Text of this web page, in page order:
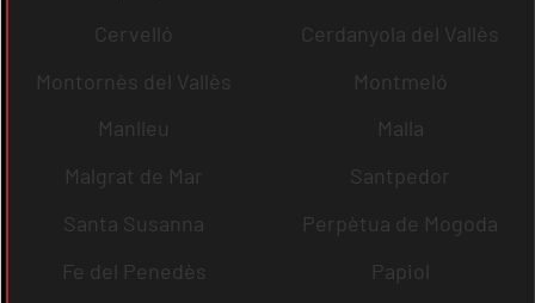
Cervelló
Cerdanyola del Vallès
Montornès del Vallès
Montmeló
Manlleu
Malla
Malgrat de Mar
Santpedor
Santa Susanna
Perpètua de Mogoda
Fe del Penedès
Papiol